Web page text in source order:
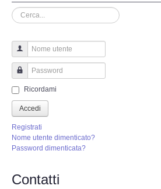
Perizia E-mail
Perizia Truffa Banca e Online
Perizia Dash Cam
Perizia software spia
Perizia Controllo lavoratori
Cerca...
Nome utente
Password
Ricordami
Accedi
Registrati
Nome utente dimenticato?
Password dimenticata?
Contatti